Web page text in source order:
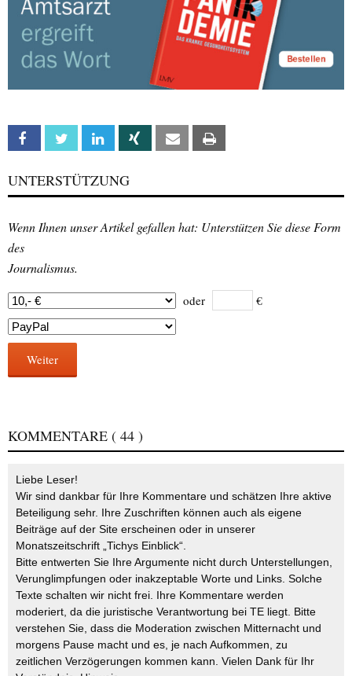
Facebook Twitter Linkedin Xing Email
UNTERSTÜTZUNG
Wenn Ihnen unser Artikel gefallen hat: Unterstützen Sie diese Form
des
Journalismus.
oder €
Weiter
KOMMENTARE ( 44 )
Liebe Leser!
Wir sind dankbar für Ihre Kommentare und schätzen Ihre aktive
Beteiligung sehr. Ihre Zuschriften können auch als eigene
Beiträge auf der Site erscheinen oder in unserer
Monatszeitschrift „Tichys Einblick“.
Bitte entwerten Sie Ihre Argumente nicht durch Unterstellungen,
Verunglimpfungen oder inakzeptable Worte und Links. Solche
Texte schalten wir nicht frei. Ihre Kommentare werden
moderiert, da die juristische Verantwortung bei TE liegt. Bitte
verstehen Sie, dass die Moderation zwischen Mitternacht und
morgens Pause macht und es, je nach Aufkommen, zu
zeitlichen Verzögerungen kommen kann. Vielen Dank für Ihr